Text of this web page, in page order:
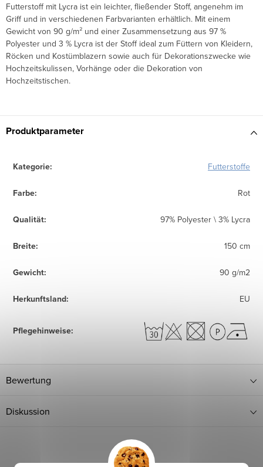
Futterstoff mit Lycra ist ein leichter, fließender Stoff, angenehm im
Griff und in verschiedenen Farbvarianten erhältlich. Mit einem
Gewicht von 90 g/m² und einer Zusammensetzung aus 97 %
Polyester und 3 % Lycra ist der Stoff ideal zum Füttern von Kleidern,
Röcken und Kostümblazern sowie auch für Dekorationszwecke wie
Hochzeitskulissen, Vorhänge oder die Dekoration von
Hochzeitstischen.
Produktparameter
Kategorie: Futterstoffe
Farbe: Rot
Qualität: 97% Polyester \ 3% Lycra
Breite: 150 cm
Gewicht: 90 g/m2
Herkunftsland: EU
Pflegehinweise:
Bewertung
Diskussion